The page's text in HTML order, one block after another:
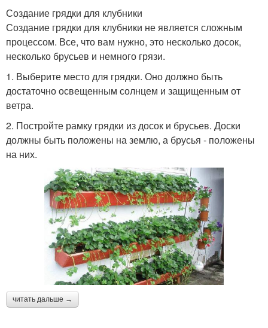
Создание грядки для клубники
Создание грядки для клубники не является сложным
процессом. Все, что вам нужно, это несколько досок,
несколько брусьев и немного грязи.
1. Выберите место для грядки. Оно должно быть
достаточно освещенным солнцем и защищенным от
ветра.
2. Постройте рамку грядки из досок и брусьев. Доски
должны быть положены на землю, а брусья - положены
на них.
читать дальше →